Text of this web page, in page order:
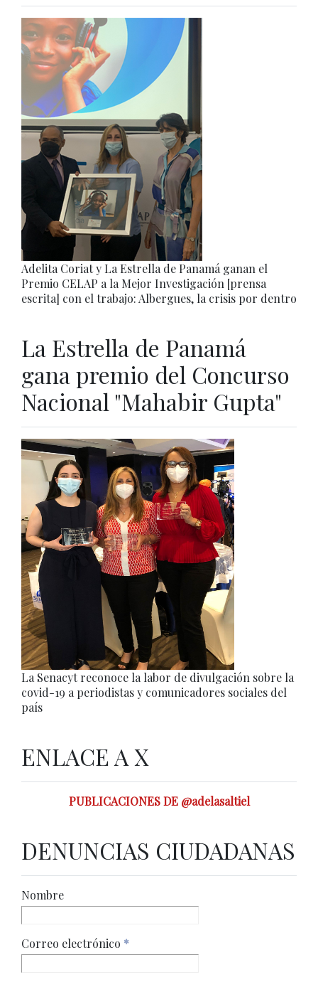
Adelita Coriat y La Estrella de Panamá ganan el
Premio CELAP a la Mejor Investigación [prensa
escrita] con el trabajo: Albergues, la crisis por dentro
La Estrella de Panamá
gana premio del Concurso
Nacional "Mahabir Gupta"
La Senacyt reconoce la labor de divulgación sobre la
covid-19 a periodistas y comunicadores sociales del
país
ENLACE A X
PUBLICACIONES DE @adelasaltiel
DENUNCIAS CIUDADANAS
Nombre
Correo electrónico *